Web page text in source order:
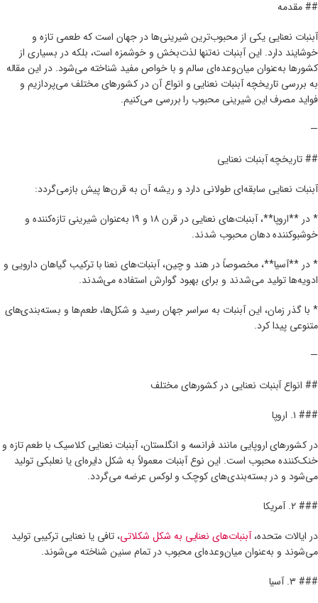
## مقدمه
آبنبات نعنایی یکی از محبوب‌ترین شیرینی‌ها در جهان است که طعمی تازه و
خوشایند دارد. این آبنبات نه‌تنها لذت‌بخش و خوشمزه است، بلکه در بسیاری از
کشورها به‌عنوان میان‌وعده‌ای سالم و با خواص مفید شناخته می‌شود. در این مقاله
به بررسی تاریخچه آبنبات نعنایی و انواع آن در کشورهای مختلف می‌پردازیم و
فواید مصرف این شیرینی محبوب را بررسی می‌کنیم.
—
## تاریخچه آبنبات نعنایی
آبنبات نعنایی سابقه‌ای طولانی دارد و ریشه آن به قرن‌ها پیش بازمی‌گردد:
* در **اروپا**، آبنبات‌های نعنایی در قرن ۱۸ و ۱۹ به‌عنوان شیرینی تازه‌کننده و
خوشبوکننده دهان محبوب شدند.
* در **آسیا**، مخصوصاً در هند و چین، آبنبات‌های نعنا با ترکیب گیاهان دارویی و
ادویه‌ها تولید می‌شدند و برای بهبود گوارش استفاده می‌شدند.
* با گذر زمان، این آبنبات به سراسر جهان رسید و شکل‌ها، طعم‌ها و بسته‌بندی‌های
متنوعی پیدا کرد.
—
## انواع آبنبات نعنایی در کشورهای مختلف
### ۱. اروپا
در کشورهای اروپایی مانند فرانسه و انگلستان، آبنبات نعنایی کلاسیک با طعم تازه و
خنک‌کننده محبوب است. این نوع آبنبات معمولاً به شکل دایره‌ای یا نعلبکی تولید
می‌شود و در بسته‌بندی‌های کوچک و لوکس عرضه می‌گردد.
### ۲. آمریکا
در ایالات متحده،آبنبات‌های نعنایی به شکل شکلاتی، تافی یا نعنایی ترکیبی تولید
می‌شوند و به‌عنوان میان‌وعده‌ای محبوب در تمام سنین شناخته می‌شوند.
### ۳. آسیا